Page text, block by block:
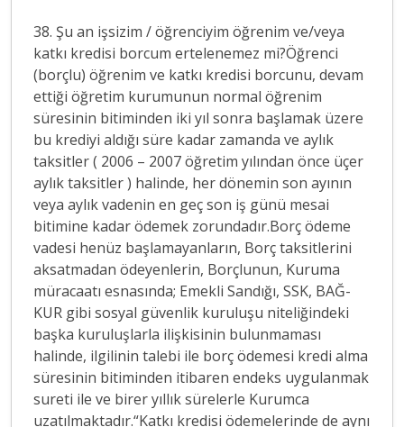
38. Şu an işsizim / öğrenciyim öğrenim ve/veya
katkı kredisi borcum ertelenemez mi?Öğrenci
(borçlu) öğrenim ve katkı kredisi borcunu, devam
ettiği öğretim kurumunun normal öğrenim
süresinin bitiminden iki yıl sonra başlamak üzere
bu krediyi aldığı süre kadar zamanda ve aylık
taksitler ( 2006 – 2007 öğretim yılından önce üçer
aylık taksitler ) halinde, her dönemin son ayının
veya aylık vadenin en geç son iş günü mesai
bitimine kadar ödemek zorundadır.Borç ödeme
vadesi henüz başlamayanların, Borç taksitlerini
aksatmadan ödeyenlerin, Borçlunun, Kuruma
müracaatı esnasında; Emekli Sandığı, SSK, BAĞ-
KUR gibi sosyal güvenlik kuruluşu niteliğindeki
başka kuruluşlarla ilişkisinin bulunmaması
halinde, ilgilinin talebi ile borç ödemesi kredi alma
süresinin bitiminden itibaren endeks uygulanmak
sureti ile ve birer yıllık sürelerle Kurumca
uzatılmaktadır.“Katkı kredisi ödemelerinde de aynı